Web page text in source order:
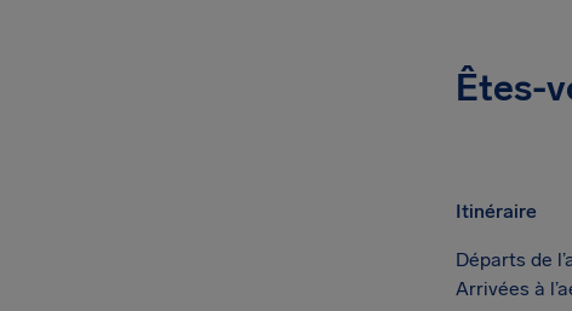
Êtes-
Itinéraire
Départs de
Arrivées à